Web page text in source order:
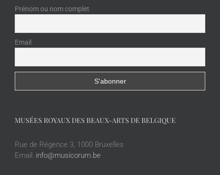
Prénom ou nom complet
Email
MUSÉES ROYAUX DES BEAUX-ARTS DE BELGIQUE
Rue de Régence 3, 1000 Bruxelles
Email: info@musicorum.be